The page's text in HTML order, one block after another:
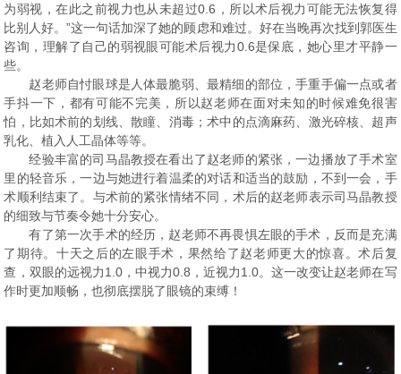
为弱视，在此之前视力也从未超过0.6，所以术后视力可能无法恢复得
比别人好。”这一句话加深了她的顾虑和难过。好在当晚再次找到郭医生
咨询，理解了自己的弱视眼可能术后视力0.6是保底，她心里才平静一
些。
赵老师自忖眼球是人体最脆弱、最精细的部位，手重手偏一点或者
手抖一下，都有可能不完美，所以赵老师在面对未知的时候难免很害
怕，比如术前的划线、散瞳、消毒；术中的点滴麻药、激光碎核、超声
乳化、植入人工晶体等等。
经验丰富的司马晶教授在看出了赵老师的紧张，一边播放了手术室
里的轻音乐，一边与她进行着温柔的对话和适当的鼓励，不到一会，手
术顺利结束了。与术前的紧张情绪不同，术后的赵老师表示司马晶教授
的细致与节奏令她十分安心。
有了第一次手术的经历，赵老师不再畏惧左眼的手术，反而是充满
了期待。十天之后的左眼手术，果然给了赵老师更大的惊喜。术后复
查，双眼的远视力1.0，中视力0.8，近视力1.0。这一改变让赵老师在写
作时更加顺畅，也彻底摆脱了眼镜的束缚！